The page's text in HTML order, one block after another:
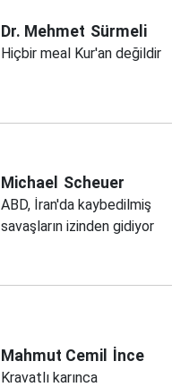
Dr. Mehmet Sürmeli
Hiçbir meal Kur'an değildir
Michael Scheuer
ABD, İran'da kaybedilmiş
savaşların izinden gidiyor
Mahmut Cemil İnce
Kravatlı karınca